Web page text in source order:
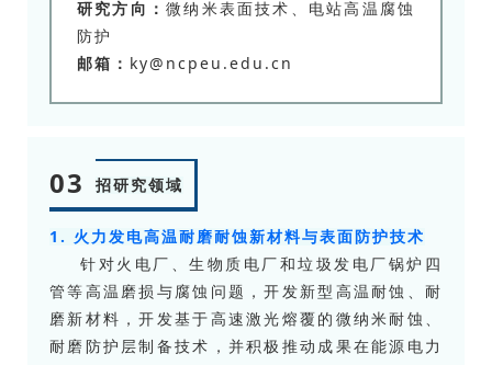
研究方向：微纳米表面技术、电站高温腐蚀
防护
邮箱： ky@ncpeu.edu.cn
03 招研究领域
1. 火力发电高温耐磨耐蚀新材料与表面防护技术
针对火电厂、生物质电厂和垃圾发电厂锅炉四
管等高温磨损与腐蚀问题，开发新型高温耐蚀、耐
磨新材料，开发基于高速激光熔覆的微纳米耐蚀、
耐磨防护层制备技术，并积极推动成果在能源电力